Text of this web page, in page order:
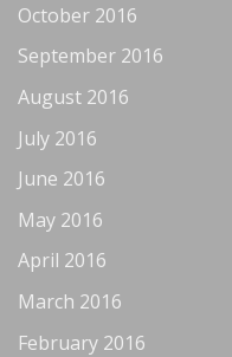
October 2016
September 2016
August 2016
July 2016
June 2016
May 2016
April 2016
March 2016
February 2016